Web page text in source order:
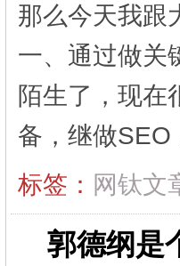
那么今天我跟
一、通过做关
陌生了，现在
备，继做SEO
标签： 网钛文
郭德纲是